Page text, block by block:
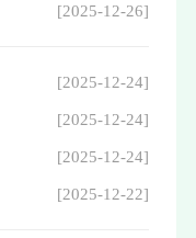
[2025-12-26]
[2025-12-24]
[2025-12-24]
[2025-12-24]
[2025-12-22]